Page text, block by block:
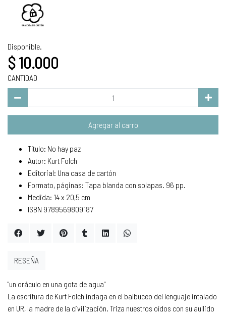
Disponible.
$ 10.000
CANTIDAD
Agregar al carro
Título: No hay paz
Autor: Kurt Folch
Editorial: Una casa de cartón
Formato, páginas: Tapa blanda con solapas. 96 pp.
Medida: 14 x 20,5 cm
ISBN 9789569809187
"un oráculo en una gota de agua"
La escritura de Kurt Folch indaga en el balbuceo del lenguaje intalado
en UR, la madre de la civilización. Triza nuestros oídos con su aullido
RESEÑA